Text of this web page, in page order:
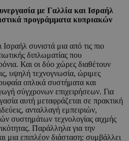
με Γαλλία και Ισραήλ
προγράμματα κυπριακών
συνιστά μια από τις πιο
διπλωματίας που
Και οι δύο χώρες διαθέτουν
υψηλή τεχνογνωσία, ώριμες
οπλικά συστήματα και
σύγχρονων επιχειρήσεων. Για
αυτή μεταφράζεται σε πρακτική
ανταλλαγή εμπειριών,
συστημάτων τεχνολογίας αιχμής
Παράλληλα για την
μια επιπλέον διάσταση: συμβάλλει